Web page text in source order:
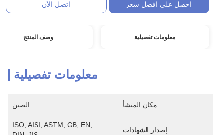
احصل على افضل سعر اتصل الآن
معلومات تفصيلية وصف المنتج
معلومات تفصيلية
مكان المنشأ: الصين
إصدار الشهادات:
ISO, AISI, ASTM, GB, EN,